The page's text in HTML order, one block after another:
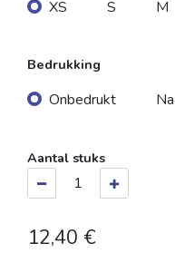
XS S M
Bedrukking
Onbedrukt
Aantal stuks
12,40 €